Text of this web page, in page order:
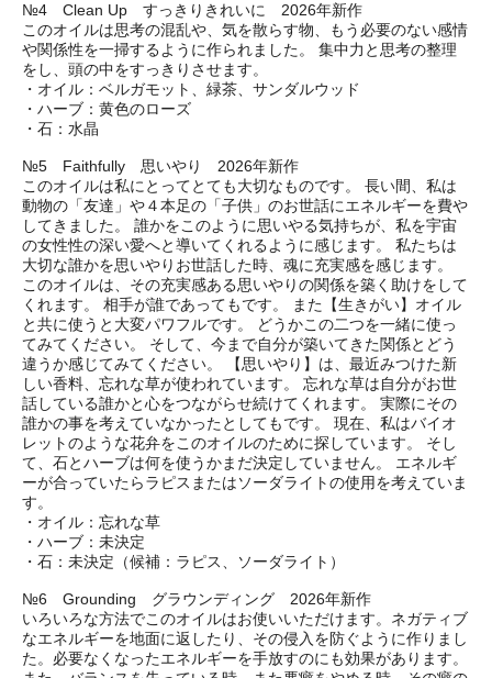
№4 Clean Up すっきりきれいに 2026年新作
このオイルは思考の混乱や、気を散らす物、もう必要のない感情
や関係性を一掃するように作られました。 集中力と思考の整理
をし、頭の中をすっきりさせます。
・オイル：ベルガモット、緑茶、サンダルウッド
・ハーブ：黄色のローズ
・石：水晶
№5 Faithfully 思いやり 2026年新作
このオイルは私にとってとても大切なものです。 長い間、私は
動物の「友達」や４本足の「子供」のお世話にエネルギーを費や
してきました。 誰かをこのように思いやる気持ちが、私を宇宙
の女性性の深い愛へと導いてくれるように感じます。 私たちは
大切な誰かを思いやりお世話した時、魂に充実感を感じます。
このオイルは、その充実感ある思いやりの関係を築く助けをして
くれます。 相手が誰であってもです。 また【生きがい】オイル
と共に使うと大変パワフルです。 どうかこの二つを一緒に使っ
てみてください。 そして、今まで自分が築いてきた関係とどう
違うか感じてみてください。 【思いやり】は、最近みつけた新
しい香料、忘れな草が使われています。 忘れな草は自分がお世
話している誰かと心をつながらせ続けてくれます。 実際にその
誰かの事を考えていなかったとしてもです。 現在、私はバイオ
レットのような花弁をこのオイルのために探しています。 そし
て、石とハーブは何を使うかまだ決定していません。 エネルギ
ーが合っていたらラピスまたはソーダライトの使用を考えていま
す。
・オイル：忘れな草
・ハーブ：未決定
・石：未決定（候補：ラピス、ソーダライト）
№6 Grounding グラウンディング 2026年新作
いろいろな方法でこのオイルはお使いいただけます。ネガティブ
なエネルギーを地面に返したり、その侵入を防ぐように作りまし
た。必要なくなったエネルギーを手放すのにも効果があります。